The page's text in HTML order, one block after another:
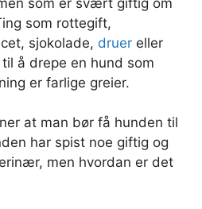
som rottegift,
sjokolade, druer eller
å drepe en hund som
er farlige greier.
at man bør få hunden til
har spist noe giftig og
men hvordan er det